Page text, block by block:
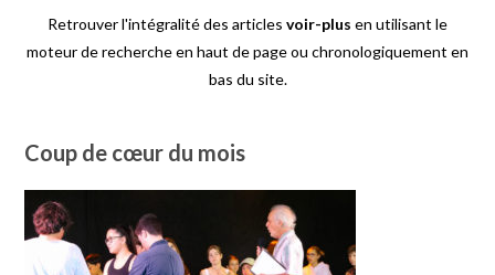
Retrouver l'intégralité des articles voir-plus en utilisant le
moteur de recherche en haut de page ou chronologiquement en
bas du site.
Coup de cœur du mois